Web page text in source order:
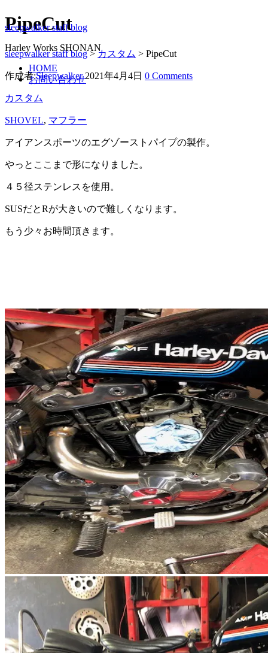
sleepwalker staff blog
Harley Works SHONAN
HOME
お問い合わせ
PipeCut
sleepwalker staff blog> カスタム > PipeCut
作成者:Sleepwalker 2021年4月4日 0 Comments
カスタム
SHOVEL, マフラー
アイアンスポーツのエグゾーストパイプの製作。
やっとここまで形になりました。
４５径ステンレスを使用。
SUSだとRが大きいので難しくなります。
もう少々お時間頂きます。